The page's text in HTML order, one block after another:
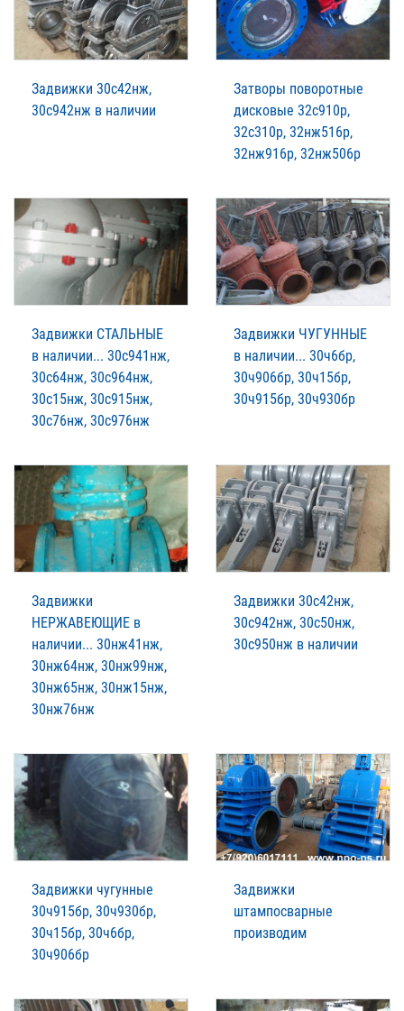
Задвижки 30с42нж,
30с942нж в наличии
Затворы поворотные
дисковые 32с910р,
32с310р, 32нж516р,
32нж916р, 32нж506р
Задвижки СТАЛЬНЫЕ
в наличии... 30с941нж,
30с64нж, 30с964нж,
30с15нж, 30с915нж,
30с76нж, 30с976нж
Задвижки ЧУГУННЫЕ
в наличии... 30ч6бр,
30ч906бр, 30ч15бр,
30ч915бр, 30ч930бр
Задвижки
НЕРЖАВЕЮЩИЕ в
наличии... 30нж41нж,
30нж64нж, 30нж99нж,
30нж65нж, 30нж15нж,
30нж76нж
Задвижки 30с42нж,
30с942нж, 30с50нж,
30с950нж в наличии
Задвижки чугунные
30ч915бр, 30ч930бр,
30ч15бр, 30ч6бр,
30ч906бр
Задвижки
штампосварные
производим